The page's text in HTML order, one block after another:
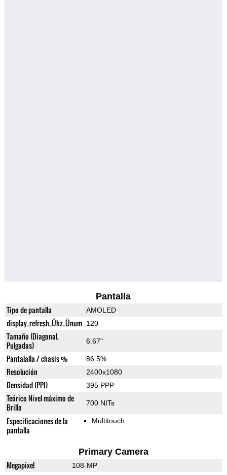
Pantalla
Tipo de pantalla AMOLED
display_refresh_Ühz_Ünum 120
Tamaño (Diagonal,
Pulgadas)
6.67"
Pantalalla / chasis % 86.5%
Resolución 2400x1080
Densidad (PPI) 395 PPP
Teórico Nivel máximo de
Brillo
700 NITs
Especificaciones de la
pantalla
Multitouch
Primary Camera
Megapixel 108-MP